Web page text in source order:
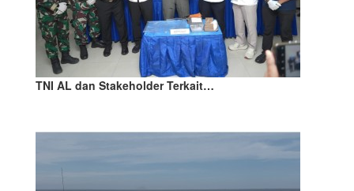
TNI AL dan Stakeholder Terkait…